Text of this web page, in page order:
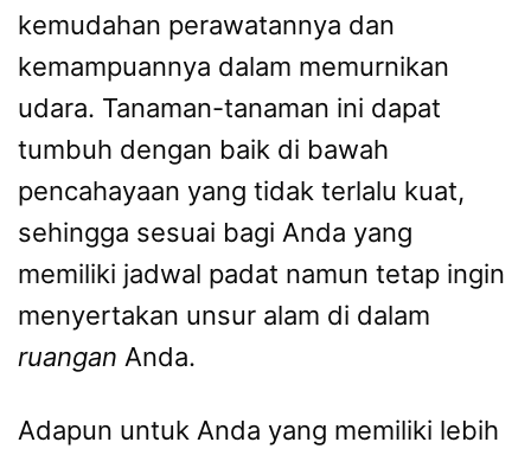
kemudahan perawatannya dan
kemampuannya dalam memurnikan
udara. Tanaman-tanaman ini dapat
tumbuh dengan baik di bawah
pencahayaan yang tidak terlalu kuat,
sehingga sesuai bagi Anda yang
memiliki jadwal padat namun tetap ingin
menyertakan unsur alam di dalam
ruangan Anda.
Adapun untuk Anda yang memiliki lebih